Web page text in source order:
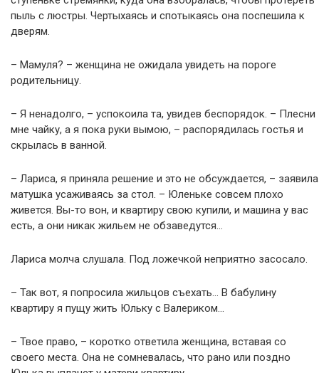
пыль с люстры. Чертыхаясь и спотыкаясь она поспешила к
дверям.
– Мамуля? – женщина не ожидала увидеть на пороге
родительницу.
– Я ненадолго, – успокоила та, увидев беспорядок. – Плесни
мне чайку, а я пока руки вымою, – распорядилась гостья и
скрылась в ванной.
– Лариса, я приняла решение и это не обсуждается, – заявила
матушка усаживаясь за стол. – Юленьке совсем плохо
живется. Вы-то вон, и квартиру свою купили, и машина у вас
есть, а они никак жильем не обзаведутся…
Лариса молча слушала. Под ложечкой неприятно засосало.
– Так вот, я попросила жильцов съехать… В бабулину
квартиру я пущу жить Юльку с Валериком…
– Твое право, – коротко ответила женщина, вставая со
своего места. Она не сомневалась, что рано или поздно